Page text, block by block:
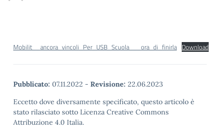
Mobilit__ancora_vincoli_Per_USB_Scuola___ora_di_finirla Download
Pubblicato: 07.11.2022 - Revisione: 22.06.2023
Eccetto dove diversamente specificato, questo articolo è
stato rilasciato sotto Licenza Creative Commons
Attribuzione 4.0 Italia.